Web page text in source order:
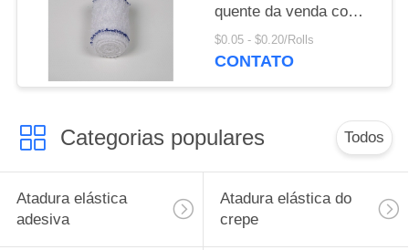
quente da venda com
bege do fechamento do
gancho
$0.05 - $0.20/Rolls
CONTATO
Categorias populares Todos
Atadura elástica
adesiva
Atadura elástica do
crepe